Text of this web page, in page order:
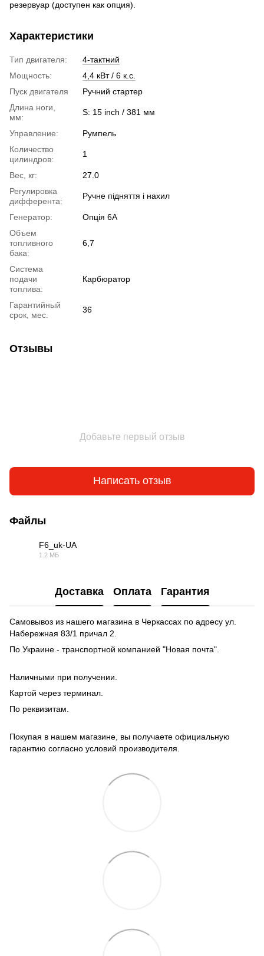
резервуар (доступен как опция).
Характеристики
Тип двигателя:
4-тактний
Мощность:
4,4 кВт / 6 к.с.
Пуск двигателя
Ручний стартер
Длина ноги,
мм:
S: 15 inch / 381 мм
Управление:
Румпель
Количество
цилиндров:
1
Вес, кг:
27.0
Регулировка
дифферента:
Ручне підняття і нахил
Генератор:
Опція 6A
Объем
топливного
бака:
6,7
Система
подачи
топлива:
Карбюратор
Гарантийный
срок, мес.
36
Отзывы
Добавьте первый отзыв
Написать отзыв
Файлы
F6_uk-UA
1.2 МБ
Доставка Оплата Гарантия
Самовывоз из нашего магазина в Черкассах по адресу ул.
Набережная 83/1 причал 2.
По Украине - транспортной компанией "Новая почта".
Наличными при получении.
Картой через терминал.
По реквизитам.
Покупая в нашем магазине, вы получаете официальную
гарантию согласно условий производителя.